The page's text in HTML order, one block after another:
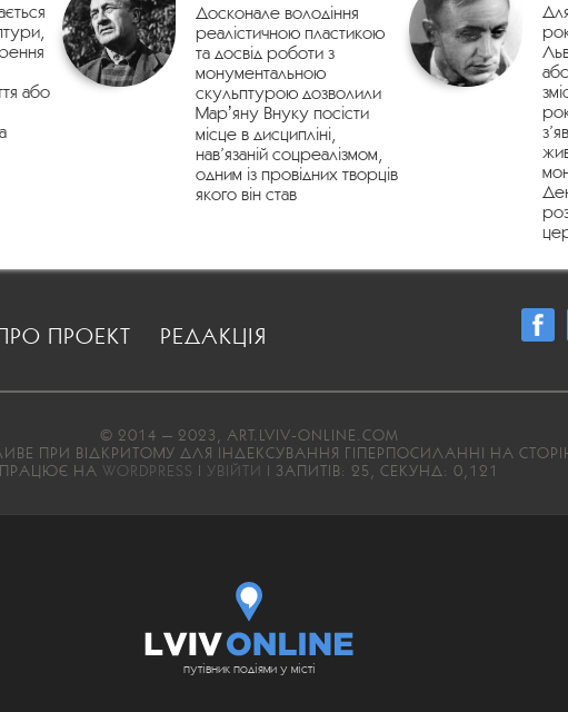
або
Досконале володіння
реалістичною пластикою
та досвід роботи з
монументальною
скульптурою дозволили
Марʼяну Внуку посісти
місце в дисципліні,
нав’язаній соцреалізмом,
одним із провідних творців
якого він став
ПРОЕКТ РЕДАКЦІЯ
© 2014 — 2023, ART.LVIV-ONLINE.COM
ПРИ ВІДКРИТОМУ ДЛЯ ІНДЕКСУВАННЯ ГІПЕРПОСИЛАННІ НА
ПРАЦЮЄ НА WORDPRESS | УВІЙТИ | ЗАПИТІВ: 25, СЕКУНД: 0,121
путівник подіями у місті